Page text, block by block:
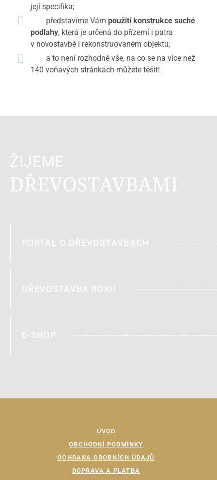
její specifika;
představíme Vám použití konstrukce suché
podlahy, která je určená do přízemí i patra
v novostavbě i rekonstruovaném objektu;
a to není rozhodně vše, na co se na více než
140 voňavých stránkách můžete těšit!
ŽIJEME
DŘEVOSTAVBAMI
PORTÁL O DŘEVOSTAVBÁCH
DŘEVOSTAVBA ROKU
E-SHOP
ÚVOD
OBCHODNÍ PODMÍNKY
OCHRANA OSOBNÍCH ÚDAJŮ
DOPRAVA A PLATBA